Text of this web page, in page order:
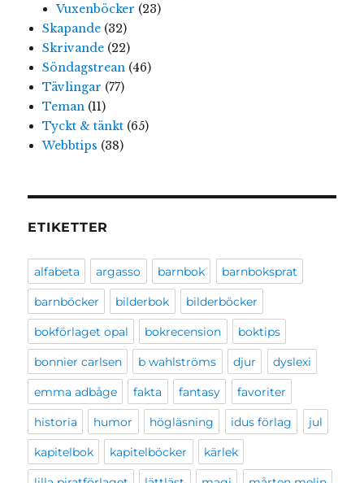
Vuxenböcker (23)
Skapande(32)
Skrivande(22)
Söndagstrean(46)
Tävlingar (77)
Teman(11)
Tyckt & tänkt(65)
Webbtips (38)
ETIKETTER
alfabeta argasso barnbok barnboksprat
barnböcker bilderbok bilderböcker
bokförlaget opal bokrecension boktips
bonnier carlsen b wahlströms djur dyslexi
emma adbåge fakta fantasy favoriter
historia humor högläsning idus förlag jul
kapitelbok kapitelböcker kärlek